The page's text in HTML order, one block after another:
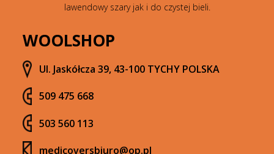
lawendowy szary jak i do czystej bieli.
WOOLSHOP
Ul. Jaskółcza 39, 43-100 TYCHY POLSKA
509 475 668
503 560 113
medicoversbiuro@op.pl